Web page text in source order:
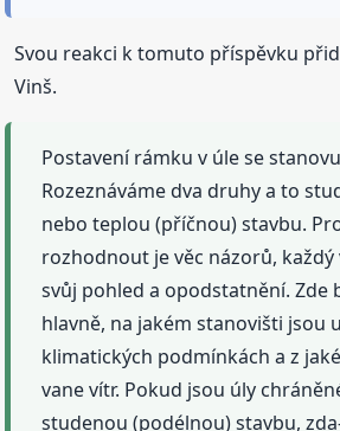
Svou reakci k tomuto příspěvku
Vinš.
Postavení rámku v úle se
Rozeznáváme dva druhy a to
nebo teplou (příčnou) stavbu.
rozhodnout je věc názorů, každý
svůj pohled a opodstatnění. Zde
hlavně, na jakém stanovišti jsou
klimatických podmínkách a z
vane vítr. Pokud jsou úly
studenou (podélnou) stavbu,